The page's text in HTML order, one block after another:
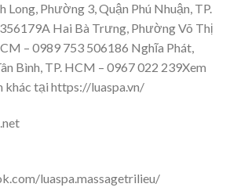
Long, Phường 3, Quận Phú Nhuận, TP.
Hai Bà Trưng, Phường Võ Thị
– 0989 753 506186 Nghĩa Phát,
Bình, TP. HCM – 0967 022 239Xem
khác tại https://luaspa.vn/
luaspa.massagetrilieu/